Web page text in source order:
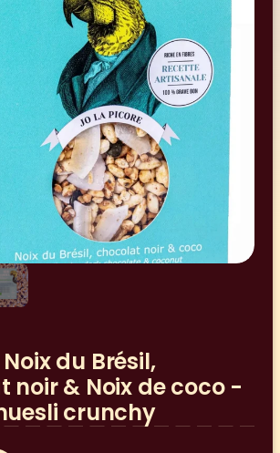
du Brésil,
noir & Noix de coco -
crunchy